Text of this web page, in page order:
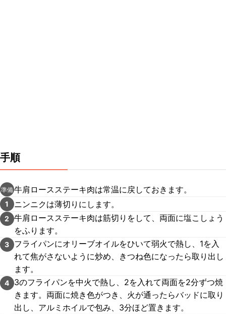
手順
準備牛肩ロースステーキ肉は常温に戻しておきます。
1 ニンニクは薄切りにします。
2
牛肩ロースステーキ肉は筋切りをして、両面に塩こしょう
をふります。
3
フライパンにオリーブオイルをひいて弱火で熱し、1を入
れて焦がさないように炒め、きつね色になったら取り出し
ます。
4
3のフライパンを中火で熱し、2を入れて両面を2分ずつ焼
きます。両面に焼き色がつき、火が通ったらバッドに取り
出し、アルミホイルで包み、3分ほど置きます。